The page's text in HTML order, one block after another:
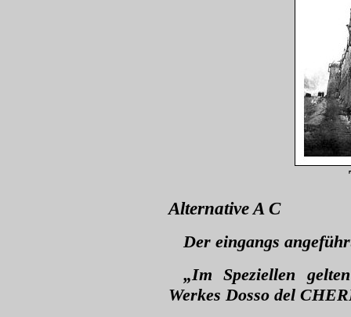
Alternative A C
Der eingangs
„Im Speziellen
Werkes Dosso del